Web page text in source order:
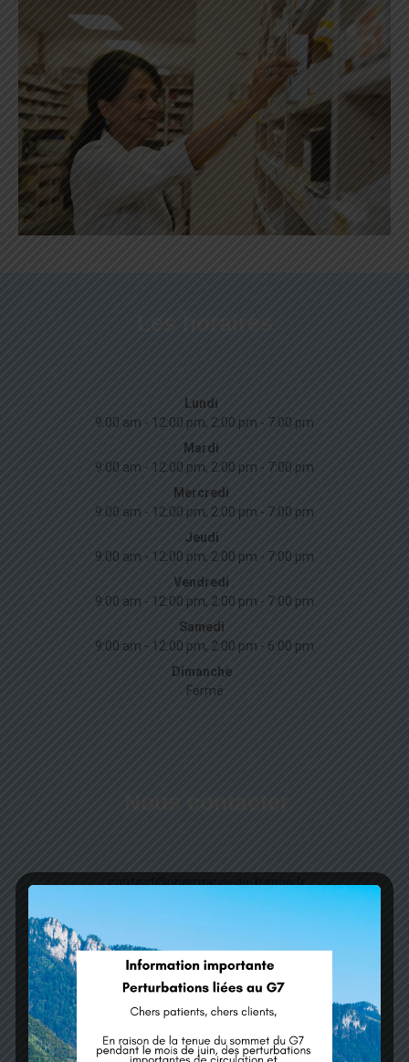
Lundi
9:00 am - 12:00 pm, 2:00 pm - 7:00 pm
Mardi
9:00 am - 12:00 pm, 2:00 pm - 7:00 pm
Mercredi
9:00 am - 12:00 pm, 2:00 pm - 7:00 pm
Jeudi
9:00 am - 12:00 pm, 2:00 pm - 7:00 pm
Vendredi
9:00 am - 12:00 pm, 2:00 pm - 7:00 pm
Samedi
9:00 am - 12:00 pm, 2:00 pm - 6:00 pm
Dimanche
Fermé
contact@pharmacie-de-france.fr
Saint-Gingolph